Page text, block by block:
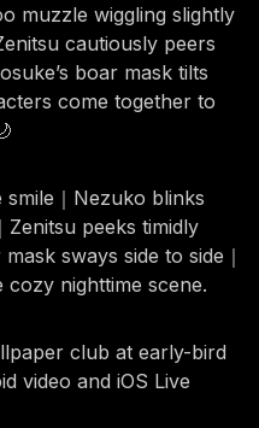
muzzle wiggling slightly
cautiously peers
boar mask tilts
come together to
｜Nezuko blinks
peeks timidly
sways side to side｜
cozy nighttime scene.
club at early-bird
video and iOS Live